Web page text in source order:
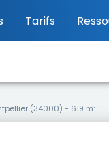
Tarifs
(34000) - 619 m²